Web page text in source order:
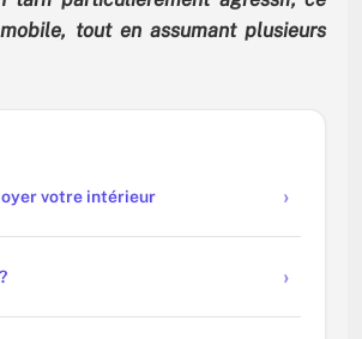
tout en assumant plusieurs
votre intérieur